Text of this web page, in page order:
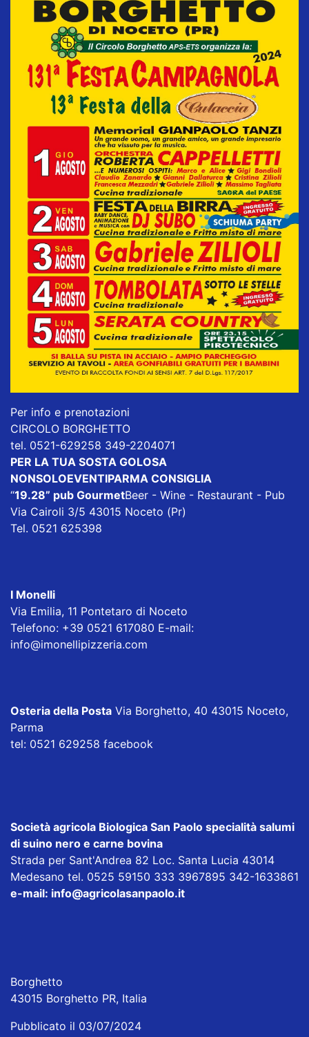
Per info e prenotazioni
CIRCOLO BORGHETTO
tel. 0521-629258 349-2204071
PER LA TUA SOSTA GOLOSA
NONSOLOEVENTIPARMA CONSIGLIA
“19.28” pub GourmetBeer - Wine - Restaurant - Pub
Via Cairoli 3/5 43015 Noceto (Pr)
Tel. 0521 625398
I Monelli
Via Emilia, 11 Pontetaro di Noceto
Telefono: +39 0521 617080 E-mail:
info@imonellipizzeria.com
Osteria della Posta Via Borghetto, 40 43015 Noceto,
Parma
tel: 0521 629258 facebook
Società agricola Biologica San Paolo specialità salumi
di suino nero e carne bovina
Strada per Sant'Andrea 82 Loc. Santa Lucia 43014
Medesano tel. 0525 59150 333 3967895 342-1633861
e-mail: info@agricolasanpaolo.it
Borghetto
43015 Borghetto PR, Italia
Pubblicato il 03/07/2024